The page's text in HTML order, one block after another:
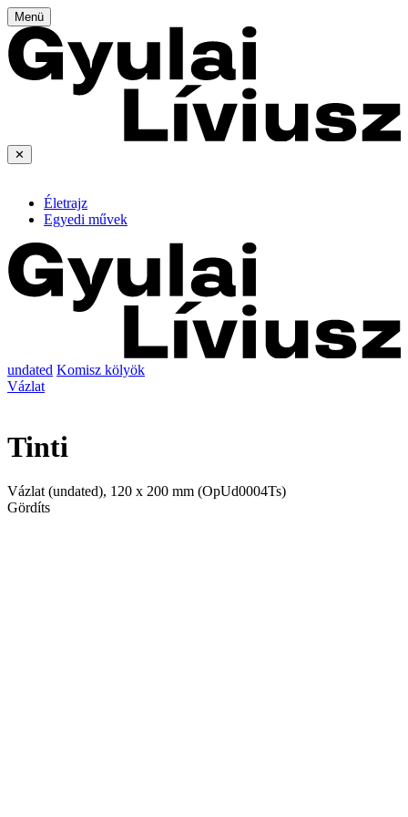
Menü
✕
Életrajz
Egyedi művek
undated Komisz kölyök
Vázlat
Tinti
Vázlat(undated), 120 x 200 mm (OpUd0004Ts)
Gördíts